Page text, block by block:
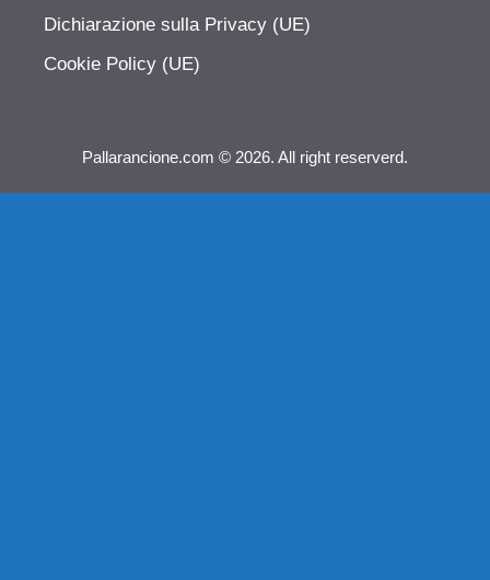
Dichiarazione sulla Privacy (UE)
Cookie Policy (UE)
Pallarancione.com © 2026. All right reserverd.